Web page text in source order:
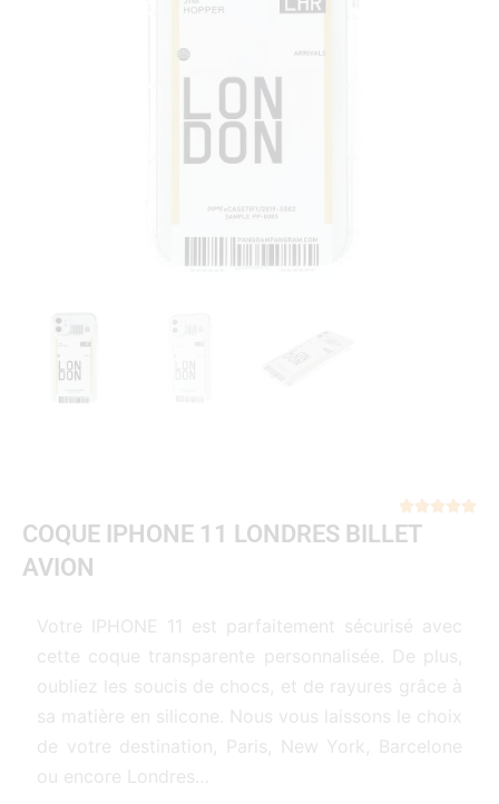

COQUE IPHONE 11 LONDRES BILLET
AVION
Votre IPHONE 11 est parfaitement sécurisé avec
cette coque transparente personnalisée. De plus,
oubliez les soucis de chocs, et de rayures grâce à
sa matière en silicone. Nous vous laissons le choix
de votre destination, Paris, New York, Barcelone
ou encore Londres…